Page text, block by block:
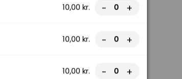
10,00 kr. - +
10,00 kr. - +
10,00 kr. - +